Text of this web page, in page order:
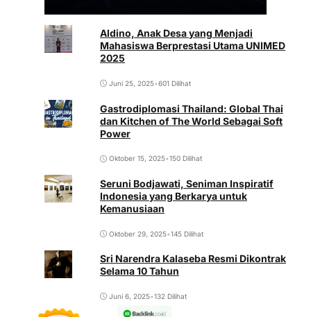
Aldino, Anak Desa yang Menjadi
Mahasiswa Berprestasi Utama UNIMED
2025
Juni 25, 2025•601 Dilihat
Gastrodiplomasi Thailand: Global Thai
dan Kitchen of The World Sebagai Soft
Power
Oktober 15, 2025•150 Dilihat
Seruni Bodjawati, Seniman Inspiratif
Indonesia yang Berkarya untuk
Kemanusiaan
Oktober 29, 2025•145 Dilihat
Sri Narendra Kalaseba Resmi Dikontrak
Selama 10 Tahun
Juni 6, 2025•132 Dilihat